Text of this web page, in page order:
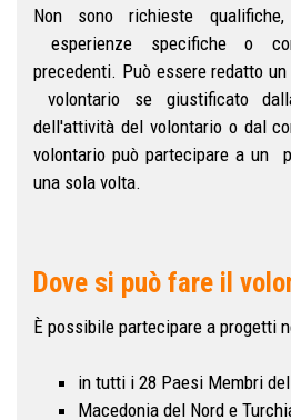
Non sono richieste
esperienze specifiche o
precedenti. Può essere redatto
volontario se giustificato
dell'attività del volontario o dal
volontario può partecipare a un
una sola volta.
Dove si può fare il
È possibile partecipare a progetti
in tutti i 28 Paesi Membri
Macedonia del Nord e